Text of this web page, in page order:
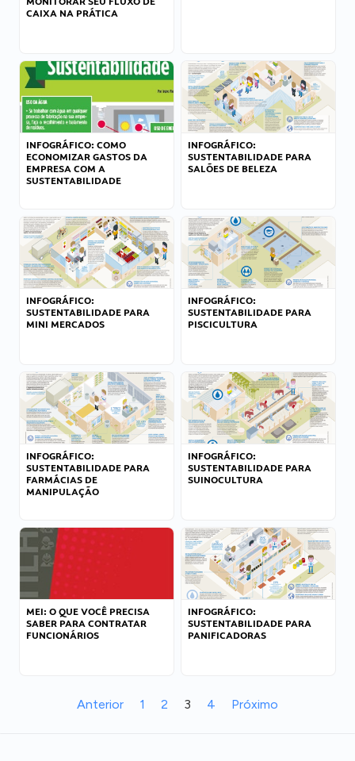
CAIXA NA PRÁTICA
INFOGRÁFICO: COMO
ECONOMIZAR GASTOS DA
EMPRESA COM A
SUSTENTABILIDADE
INFOGRÁFICO:
SUSTENTABILIDADE PARA
SALÕES DE BELEZA
INFOGRÁFICO:
SUSTENTABILIDADE PARA
MINI MERCADOS
INFOGRÁFICO:
SUSTENTABILIDADE PARA
PISCICULTURA
INFOGRÁFICO:
SUSTENTABILIDADE PARA
FARMÁCIAS DE
MANIPULAÇÃO
INFOGRÁFICO:
SUSTENTABILIDADE PARA
SUINOCULTURA
MEI: O QUE VOCÊ PRECISA
SABER PARA CONTRATAR
FUNCIONÁRIOS
INFOGRÁFICO:
SUSTENTABILIDADE PARA
PANIFICADORAS
Anterior 1 2 3 4 Próximo